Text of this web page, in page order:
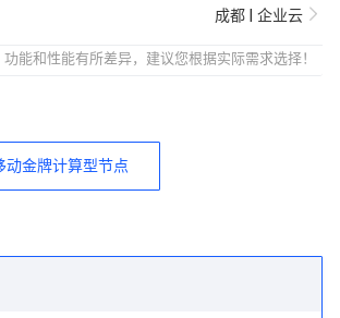
成都 | 企业云
能和性能有所差异，建议您根据实际需求选择！
动金牌计算型节点